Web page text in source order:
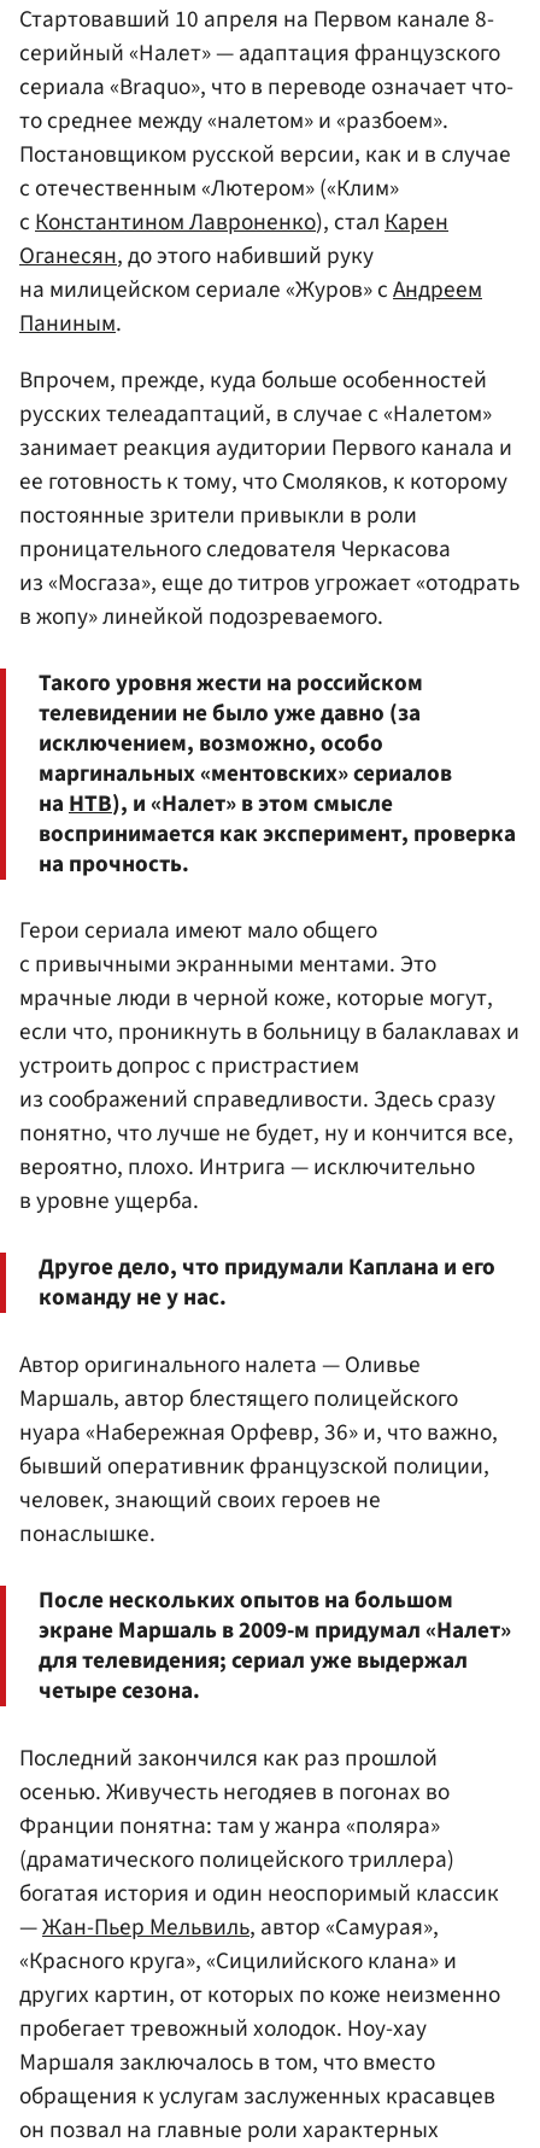
Стартовавший 10 апреля на Первом канале 8-
серийный «Налет» — адаптация французского
сериала «Braquo», что в переводе означает что-
то среднее между «налетом» и «разбоем».
Постановщиком русской версии, как и в случае
с отечественным «Лютером» («Клим»
сКонстантином Лавроненко), сталКарен
Оганесян, до этого набивший руку
на милицейском сериале «Журов» сАндреем
Паниным.
Впрочем, прежде, куда больше особенностей
русских телеадаптаций, в случае с «Налетом»
занимает реакция аудитории Первого канала и
ее готовность к тому, что Смоляков, к которому
постоянные зрители привыкли в роли
проницательного следователя Черкасова
из «Мосгаза», еще до титров угрожает «отодрать
в жопу» линейкой подозреваемого.
Такого уровня жести на российском
телевидении не было уже давно (за
исключением, возможно, особо
маргинальных «ментовских» сериалов
наНТВ), и «Налет» в этом смысле
воспринимается как эксперимент, проверка
на прочность.
Герои сериала имеют мало общего
с привычными экранными ментами. Это
мрачные люди в черной коже, которые могут,
если что, проникнуть в больницу в балаклавах и
устроить допрос с пристрастием
из соображений справедливости. Здесь сразу
понятно, что лучше не будет, ну и кончится все,
вероятно, плохо. Интрига — исключительно
в уровне ущерба.
Другое дело, что придумали Каплана и его
команду не у нас.
Автор оригинального налета — Оливье
Маршаль, автор блестящего полицейского
нуара «Набережная Орфевр, 36» и, что важно,
бывший оперативник французской полиции,
человек, знающий своих героев не
понаслышке.
После нескольких опытов на большом
экране Маршаль в 2009-м придумал «Налет»
для телевидения; сериал уже выдержал
четыре сезона.
Последний закончился как раз прошлой
осенью. Живучесть негодяев в погонах во
Франции понятна: там у жанра «поляра»
(драматического полицейского триллера)
богатая история и один неоспоримый классик
—Жан-Пьер Мельвиль, автор «Самурая»,
«Красного круга», «Сицилийского клана» и
других картин, от которых по коже неизменно
пробегает тревожный холодок. Ноу-хау
Маршаля заключалось в том, что вместо
обращения к услугам заслуженных красавцев
он позвал на главные роли характерных